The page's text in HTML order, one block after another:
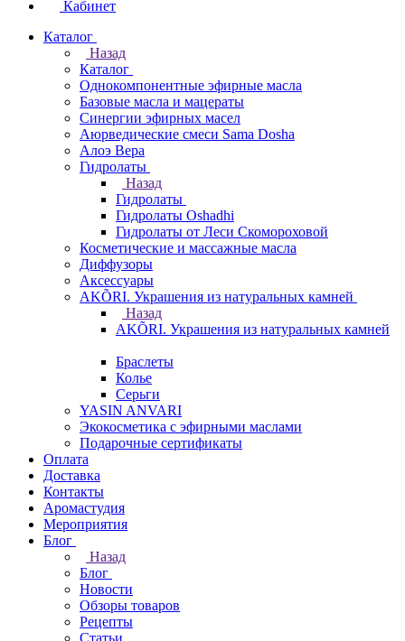
Кабинет
Каталог
Назад
Каталог
Однокомпонентные эфирные масла
Базовые масла и мацераты
Синергии эфирных масел
Аюрведические смеси Sama Dosha
Алоэ Вера
Гидролаты
Назад
Гидролаты
Гидролаты Oshadhi
Гидролаты от Леси Скомороховой
Косметические и массажные масла
Диффузоры
Аксессуары
AKÕRI. Украшения из натуральных камней
Назад
AKÕRI. Украшения из натуральных камней
Браслеты
Колье
Серьги
YASIN ANVARI
Экокосметика с эфирными маслами
Подарочные сертификаты
Оплата
Доставка
Контакты
Аромастудия
Мероприятия
Блог
Назад
Блог
Новости
Обзоры товаров
Рецепты
Статьи